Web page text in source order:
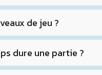
de jeu ?
dure une partie ?